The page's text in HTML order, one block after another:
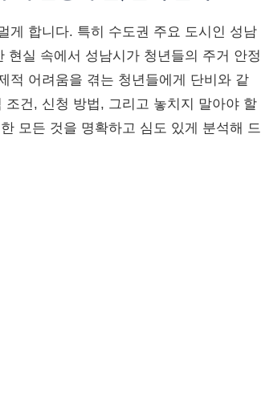
게 합니다. 특히 수도권 주요 도시인 성남
실 속에서 성남시가 청년들의 주거 안정
적 어려움을 겪는 청년들에게 단비와 같
건, 신청 방법, 그리고 놓치지 말아야 할
모든 것을 명확하고 심도 있게 분석해 드